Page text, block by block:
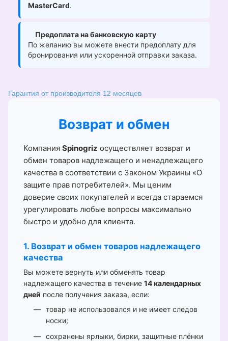
MasterCard.
Предоплата на банковскую карту
По желанию вы можете внести предоплату для
бронирования или ускоренной отправки заказа.
Гарантия от производителя 12 месяцев
Возврат и обмен
Компания Spinogriz осуществляет возврат и
обмен товаров надлежащего и ненадлежащего
качества в соответствии с Законом Украины «О
защите прав потребителей». Мы ценим
доверие своих покупателей и всегда стараемся
урегулировать любые вопросы максимально
быстро и удобно для клиента.
1. Возврат и обмен товаров надлежащего
качества
Вы можете вернуть или обменять товар
надлежащего качества в течение 14 календарных
дней после получения заказа, если:
товар не использовался и не имеет следов
носки;
сохранены ярлыки, бирки, защитные плёнки